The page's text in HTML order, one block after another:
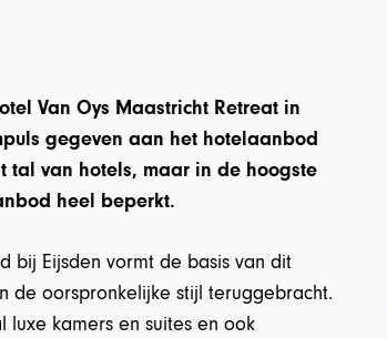
Van Oys Maastricht Retreat in
gegeven aan het hotelaanbod
tal van hotels, maar in de hoogste
heel beperkt.
bij Eijsden vormt de basis van dit
de oorspronkelijke stijl teruggebracht.
luxe kamers en suites en ook